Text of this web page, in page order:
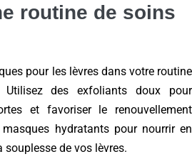
routine de soins
pour les lèvres dans votre routine
Utilisez des exfoliants doux pour
et favoriser le renouvellement
hydratants pour nourrir en
de vos lèvres.